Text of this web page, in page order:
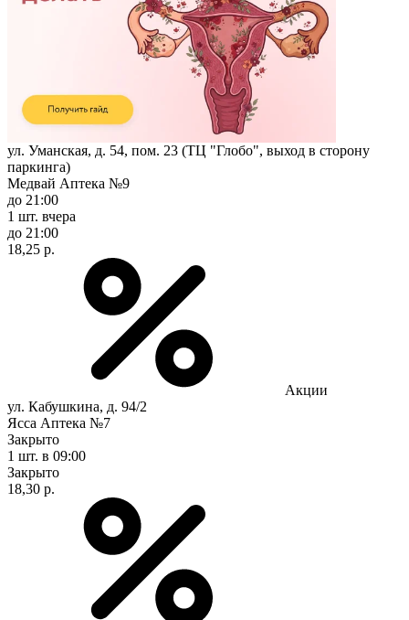
ул. Уманская, д. 54, пом. 23 (ТЦ "Глобо", выход в сторону
паркинга)
Медвай Аптека №9
до 21:00
1 шт. вчера
до 21:00
18,25 р.
Акции
ул. Кабушкина, д. 94/2
Ясса Аптека №7
Закрыто
1 шт. в 09:00
Закрыто
18,30 р.